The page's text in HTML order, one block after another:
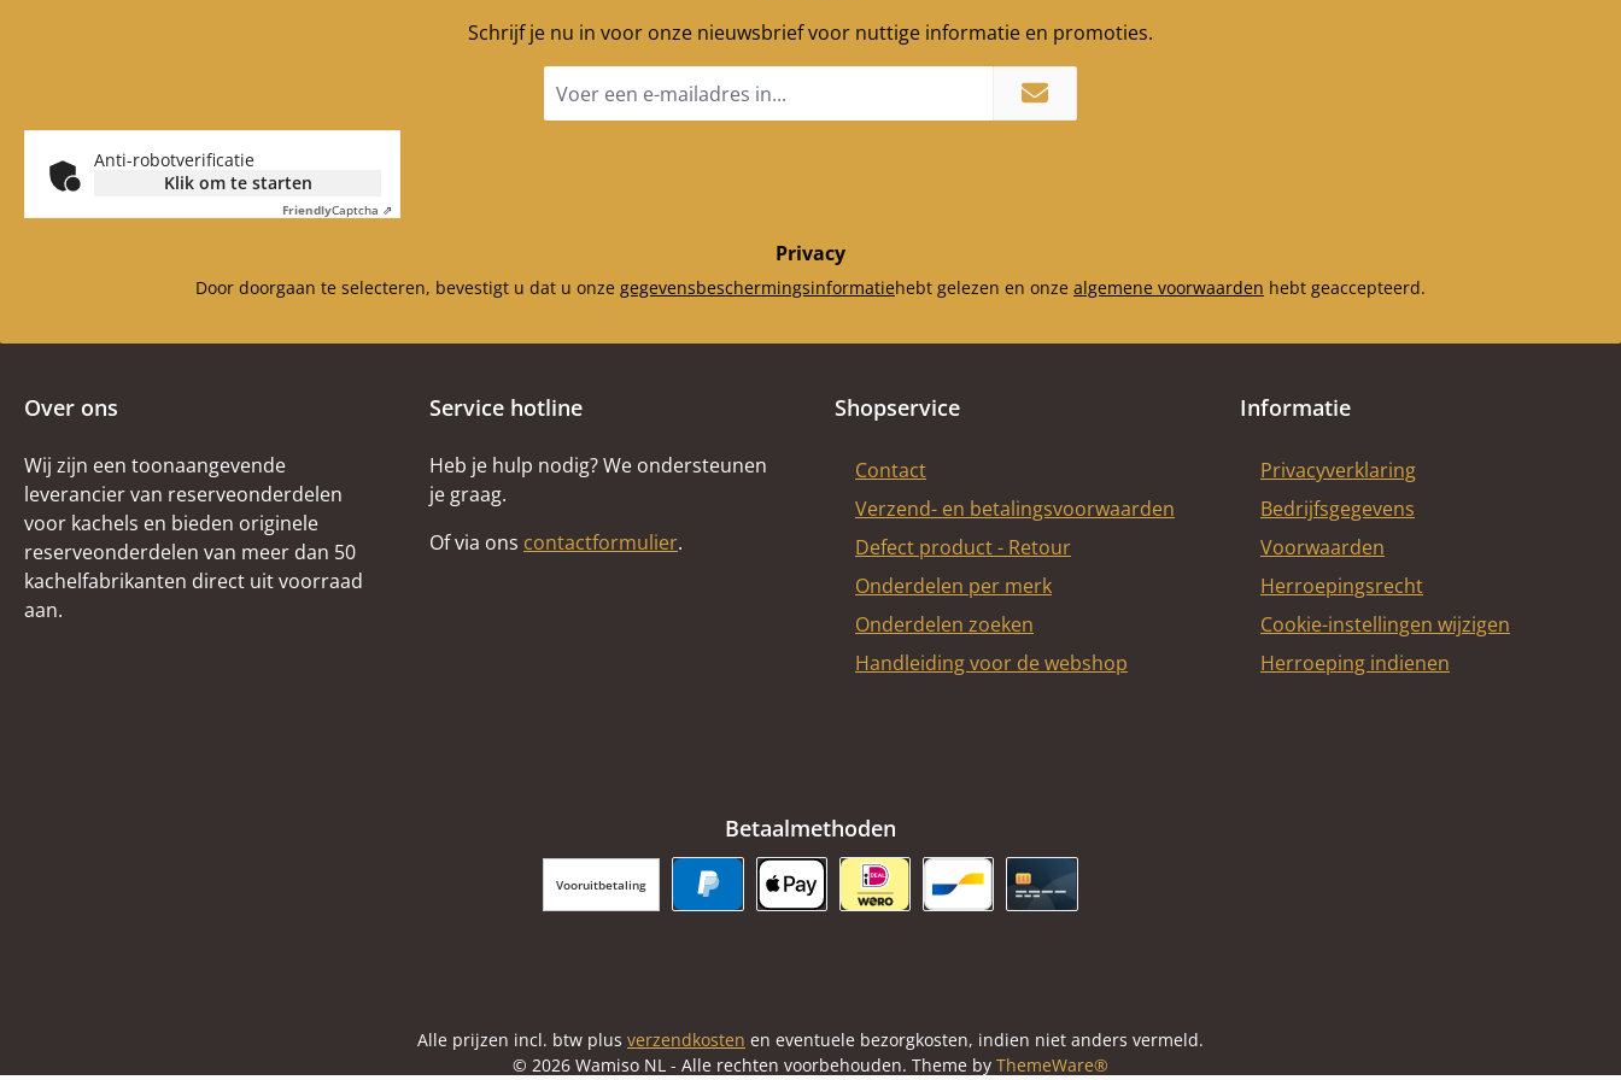
Schrijf je nu in voor onze nieuwsbrief voor nuttige informatie en promoties.
mailadres
Anti-robotverificatie
Klik om te starten
FriendlyCaptcha ⇗
Privacy
Door doorgaan te selecteren, bevestigt u dat u onze gegevensbeschermingsinformatiehebt gelezen en onze algemene voorwaarden hebt geaccepteerd.
Over ons
Wij zijn een toonaangevende
leverancier van reserveonderdelen
voor kachels en bieden originele
reserveonderdelen van meer dan 50
kachelfabrikanten direct uit voorraad
aan.
Service hotline
Heb je hulp nodig? We ondersteunen
je graag.
Of via ons contactformulier.
Shopservice
Contact
Verzend- en betalingsvoorwaarden
Defect product - Retour
Onderdelen per merk
Onderdelen zoeken
Handleiding voor de webshop
Informatie
Privacyverklaring
Bedrijfsgegevens
Voorwaarden
Herroepingsrecht
Cookie-instellingen wijzigen
Herroeping indienen
Betaalmethoden
Vooruitbetaling
Alle prijzen incl. btw plus verzendkosten en eventuele bezorgkosten, indien niet anders vermeld.
© 2026 Wamiso NL - Alle rechten voorbehouden. Theme by ThemeWare®